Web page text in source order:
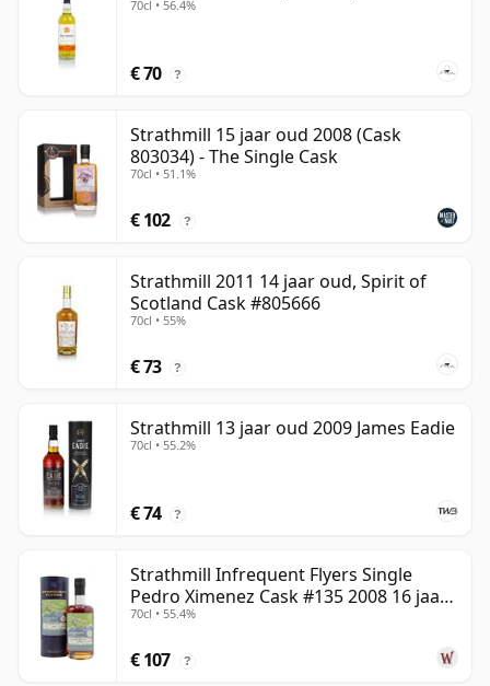
70cl • 56.4%
€ 70 ?
Strathmill 15 jaar oud 2008 (Cask
803034) - The Single Cask
70cl • 51.1%
€ 102 ?
Strathmill 2011 14 jaar oud, Spirit of
Scotland Cask #805666
70cl • 55%
€ 73 ?
Strathmill 13 jaar oud 2009 James Eadie
70cl • 55.2%
€ 74 ?
Strathmill Infrequent Flyers Single
Pedro Ximenez Cask #135 2008 16 jaar
oud
70cl • 55.4%
€ 107 ?